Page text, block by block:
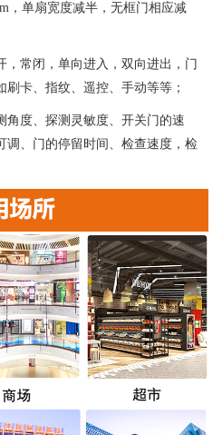
，单扇宽度减半，无框门相应减
，常闭，单向进入，双向进出，门
卡、指纹、遥控、手动等等；
角度、探测灵敏度、开关门的速
调、门的停留时间、检查速度，检